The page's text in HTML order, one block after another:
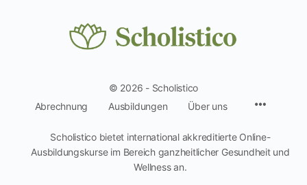
© 2026 - Scholistico
Abrechnung
Ausbildungen Über uns
Scholistico bietet international akkreditierte Online-
Ausbildungskurse im Bereich ganzheitlicher Gesundheit und
Wellness an.